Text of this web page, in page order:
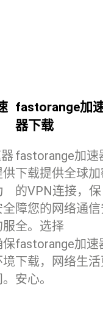
供
全
fastorange加
器下载
fastorange加速
下载提供全球
的VPN连接，保
障您的网络通
全。选择
fastorange加速
下载，网络生
安心。